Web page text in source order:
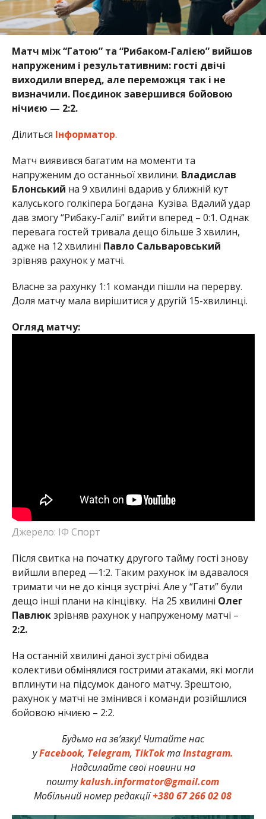
Матч між “Гатою” та “Рибаком-Галією” вийшов
напруженим і результативним: гості двічі
виходили вперед, але переможця так і не
визначили. Поєдинок завершився бойовою
нічиєю — 2:2.
Ділиться Інформатор.
Матч виявився багатим на моменти та
напруженим до останньої хвилини. Владислав
Блонський на 9 хвилині вдарив у ближній кут
калуського голкіпера Богдана Кузіва. Вдалий удар
дав змогу “Рибаку-Галії” вийти вперед – 0:1. Однак
перевага гостей тривала дещо більше 3 хвилин,
адже на 12 хвилині Павло Сальваровський
зрівняв рахунок у матчі.
Власне за рахунку 1:1 команди пішли на перерву.
Доля матчу мала вирішитися у другій 15-хвилинці.
Огляд матчу:
Джерело: ІФ Спорт
Після свитка на початку другого тайму гості знову
вийшли вперед —1:2. Таким рахунок їм вдавалося
тримати чи не до кінця зустрічі. Але у “Гати” були
дещо інші плани на кінцівку. На 25 хвилині Олег
Павлюкзрівняв рахунок у напруженому матчі –
2:2.
На останній хвилині даної зустрічі обидва
колективи обмінялися гострими атаками, які могли
вплинути на підсумок даного матчу. Зрештою,
рахунок у матчі не змінився і команди розійшлися
бойовою нічиєю – 2:2.
Будьмо на зв’язку! Читайте нас
уFacebook, Telegram, TikTokтаInstagram.
Надсилайте свої новини на
поштуkalush.informator@gmail.com
Мобільний номер редакції+380 67 266 02 08